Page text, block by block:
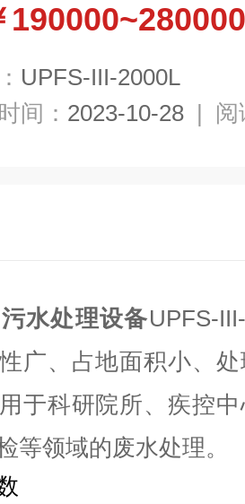
190000~280000
UPFS-III-2000L
间： 2023-10-28 | 阅
水处理设备UPFS-
广、占地面积小、
于科研院所、疾控
等领域的废水处理。